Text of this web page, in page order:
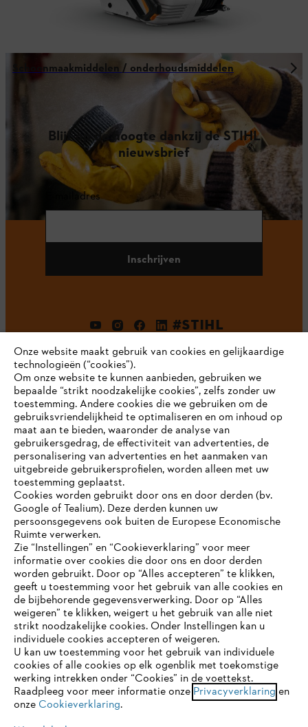
Schoonmaakmiddelen / onderhoudsmiddelen
Blijf op de hoogte dankzij de STIHL
nieuwsbrief
E-mailadres
Inschrijven
#STIHL
Bedrijf
STIHL FAQ
Contact
Gegevensbescherming Impressum
Cookie-informatie Juridische informatie
ANDREAS STIHL NV, Veurtstraat 117, 2870
België/Belgique
JE BROWSER WORDT NIET
ONDERSTEUND
Je gebruikt een browser die we nog niet ondersteunen. Om
onze website optimaal te kunnen gebruiken, raden we aan dat
je overschakelt op één van de volgende browsers:
firefox
Onze website maakt gebruik van cookies en gelijkaardige
technologieën (“cookies”).
Om onze website te kunnen aanbieden, gebruiken we
bepaalde “strikt noodzakelijke cookies”, zelfs zonder uw
toestemming. Andere cookies die we gebruiken om de
gebruiksvriendelijkheid te optimaliseren en om inhoud op
maat aan te bieden, waaronder de analyse van
gebruikersgedrag, de effectiviteit van advertenties, de
personalisering van advertenties en het aanmaken van
uitgebreide gebruikersprofielen, worden alleen met uw
toestemming geplaatst.
Cookies worden gebruikt door ons en door derden (bv.
Google of Tealium). Deze derden kunnen uw
persoonsgegevens ook buiten de Europese Economische
Ruimte verwerken.
Zie “Instellingen” en “Cookieverklaring” voor meer
informatie over cookies die door ons en door derden
worden gebruikt. Door op “Alles accepteren” te klikken,
geeft u toestemming voor het gebruik van alle cookies en
de bijbehorende gegevensverwerking. Door op “Alles
weigeren” te klikken, weigert u het gebruik van alle niet
strikt noodzakelijke cookies. Onder Instellingen kan u
individuele cookies accepteren of weigeren.
U kan uw toestemming voor het gebruik van individuele
cookies of alle cookies op elk ogenblik met toekomstige
werking intrekken onder “Cookies” in de voettekst.
Raadpleeg voor meer informatie onze Privacyverklaring en
onze Cookieverklaring.